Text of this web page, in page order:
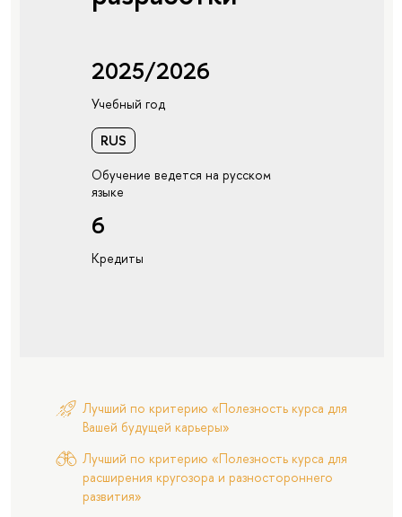
2025/2026
Учебный год
RUS
Обучение ведется на русском
языке
6
Кредиты
Лучший по критерию «Полезность курса для
Вашей будущей карьеры»
Лучший по критерию «Полезность курса для
расширения кругозора и разностороннего
развития»